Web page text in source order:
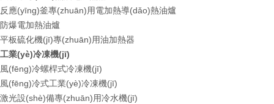
反應(yīng)釜專(zhuān)用電加熱導(dǎo)熱油爐
防爆電加熱油爐
平板硫化機(jī)專(zhuān)用油加熱器
工業(yè)冷凍機(jī)
風(fēng)冷螺桿式冷凍機(jī)
風(fēng)冷式工業(yè)冷凍機(jī)
激光設(shè)備專(zhuān)用冷水機(jī)